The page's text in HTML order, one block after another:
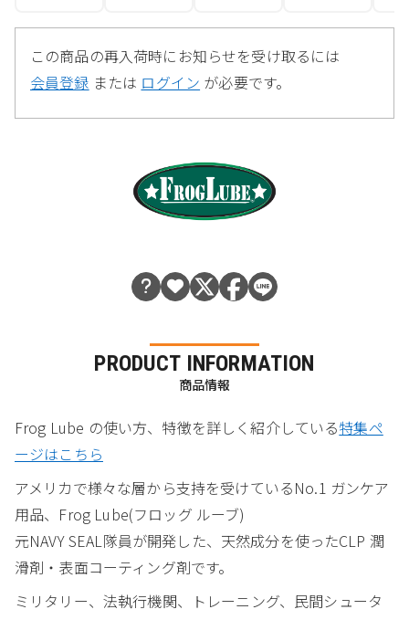
この商品の再入荷時にお知らせを受け取るには
会員登録 または ログイン が必要です。
PRODUCT INFORMATION
商品情報
Frog Lube の使い方、特徴を詳しく紹介している特集ペ
ージはこちら
アメリカで様々な層から支持を受けているNo.1 ガンケア
用品、Frog Lube(フロッグ ルーブ)
元NAVY SEAL隊員が開発した、天然成分を使ったCLP 潤
滑剤・表面コーティング剤です。
ミリタリー、法執行機関、トレーニング、民間シュータ